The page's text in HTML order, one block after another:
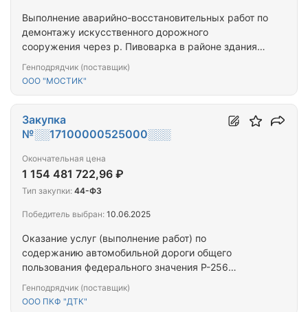
Выполнение аварийно-восстановительных работ по
демонтажу искусственного дорожного
сооружения через р. Пивоварка в районе здания
временного сооружения для обеспечения
и пешеходов
Генподрядчик (поставщик)
ООО "МОСТИК"
Оказание услуг (выполнение работ) по
содержанию автомобильной дороги общего
пользования федерального значения Р-256
Алтайск - граница с Монголией км 428+190 – км
Генподрядчик (поставщик)
ООО ПКФ "ДТК"
Закупка
№░░17100000525000░░░
Окончательная цена
1 154 481 722,96 ₽
Тип закупки: 44-ФЗ
Победитель выбран: 10.06.2025